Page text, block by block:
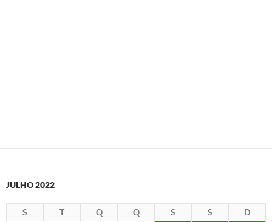
JULHO 2022
S T Q Q S S D